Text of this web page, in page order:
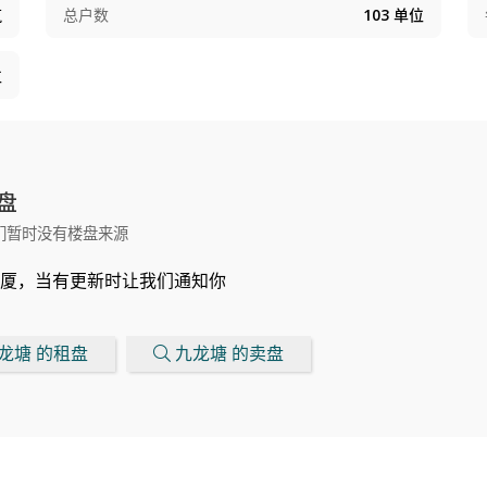
总户数 103 单位
暂时没有楼盘来源
，当有更新时让我们通知你
塘 的租盘 九龙塘 的卖盘